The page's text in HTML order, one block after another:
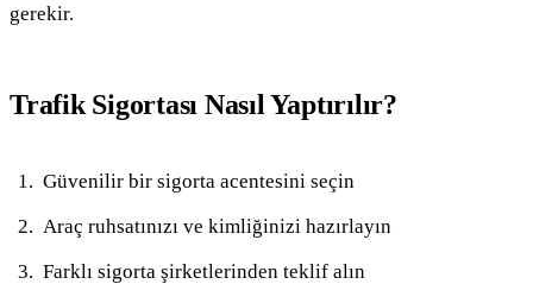
gerekir.
Trafik Sigortası Nasıl Yaptırılır?
Güvenilir bir sigorta acentesini seçin
Araç ruhsatınızı ve kimliğinizi hazırlayın
Farklı sigorta şirketlerinden teklif alın